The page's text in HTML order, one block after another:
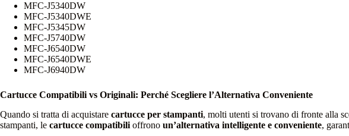
MFC-J5340DW
MFC-J5340DWE
MFC-J5345DW
MFC-J5740DW
MFC-J6540DW
MFC-J6540DWE
MFC-J6940DW
Cartucce Compatibili vs Originali: Perché Scegliere l’Alternativa Conveniente
Quando si tratta di acquistare cartucce per stampanti, molti utenti si trovano di fronte alla
stampanti, le cartucce compatibili offrono un’alternativa intelligente e conveniente,